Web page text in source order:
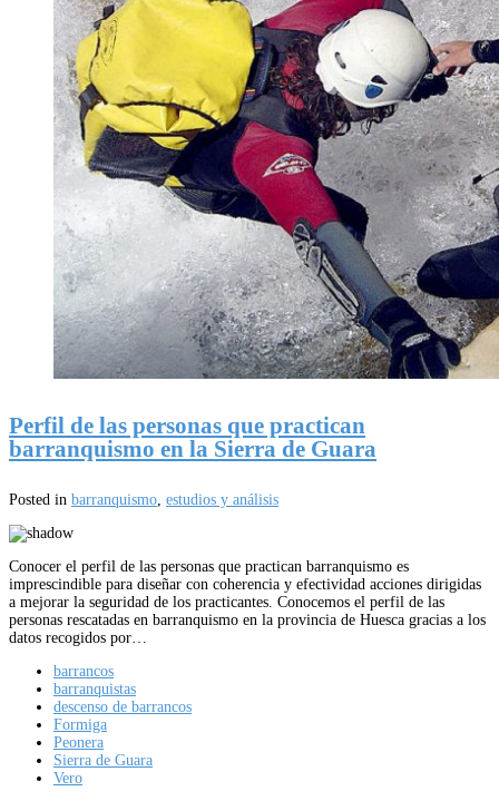
Perfil de las personas que practican
barranquismo en la Sierra de Guara
Posted in barranquismo, estudios y análisis
Conocer el perfil de las personas que practican barranquismo es
imprescindible para diseñar con coherencia y efectividad acciones dirigidas
a mejorar la seguridad de los practicantes. Conocemos el perfil de las
personas rescatadas en barranquismo en la provincia de Huesca gracias a los
datos recogidos por…
barrancos
barranquistas
descenso de barrancos
Formiga
Peonera
Sierra de Guara
Vero